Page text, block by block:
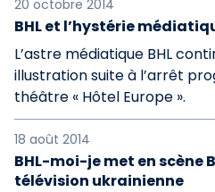
20 octobre 2014
BHL et l’hystérie
L’astre médiatique BHL
illustration suite à l’arrêt
théâtre « Hôtel Europe ».
18 août 2014
BHL-moi-je met en scène
télévision ukrainienne